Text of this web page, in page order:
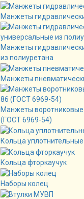
Манжеты
Манжеты
из полиуретана
Манжеты
Манжеты
(ГОСТ 6969-54)
Кольца
Кольца фторкаучук
Наборы колец